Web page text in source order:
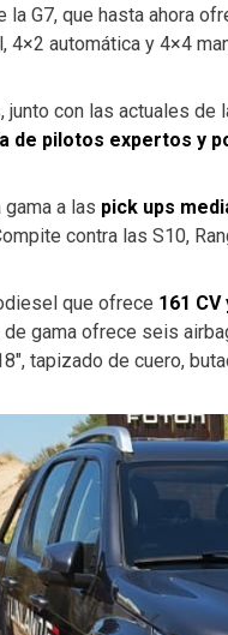
la G7, que hasta ahora
4×2 automática y 4×4
junto con las actuales
de pilotos expertos y
gama a las pick ups
contra las S10,
que ofrece 161 CV
gama ofrece seis
tapizado de cuero,